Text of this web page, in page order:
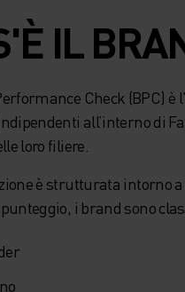
IL
Check (BPC)
all’interno di
loro filiere.
è strutturata intorno
i brand sono